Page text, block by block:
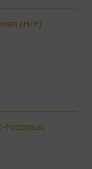
(H/F)
Fezensac